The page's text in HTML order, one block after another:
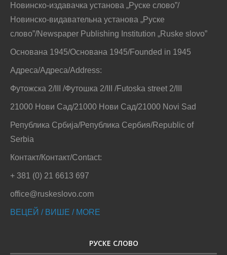
Новинско-издавачка установа „Руске слово”/
Новинско-видавательна установа „Руске
слово”/Newspaper Publishing Institution „Ruske slovo”
Основана 1945/Основана 1945/Founded in 1945
Адреса/Адреса/Address:
Футожска 2/III /Футошка 2/III /Futoska street 2/III
21000 Нови Сад/21000 Нови Сад/21000 Novi Sad
Република Србија/Република Сербия/Republic of
Serbia
Контакт/Контакт/Contact:
+ 381 (0) 21 6613 697
office@ruskeslovo.com
ВЕЦЕЙ / ВИШЕ / MORE
РУСКЕ СЛОВО